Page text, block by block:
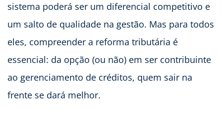
sistema poderá ser um diferencial competitivo e
um salto de qualidade na gestão. Mas para todos
eles, compreender a reforma tributária é
essencial: da opção (ou não) em ser contribuinte
ao gerenciamento de créditos, quem sair na
frente se dará melhor.